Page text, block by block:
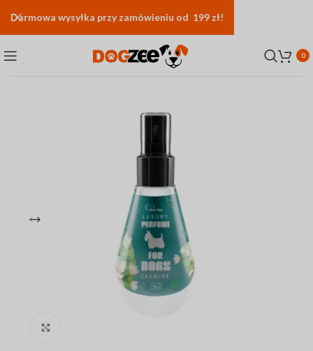
0
Darmowa wysyłka przy zamówieniu od 199 zł!